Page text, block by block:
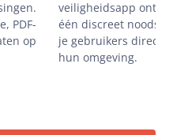
PDF-
op
veiligheidsapp
één discreet
je gebruikers direct
hun omgeving.